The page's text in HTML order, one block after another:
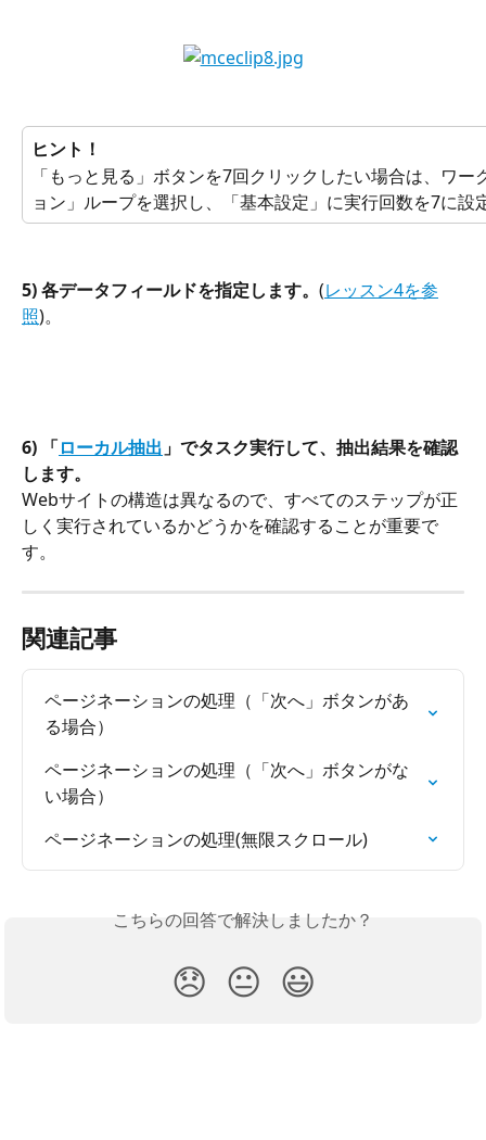
ヒント！
「もっと見る」ボタンを7回クリックしたい場合は、ワ
ョン」ループを選択し、「基本設定」に実行回数を7に設
5) 各データフィールドを指定します。 (レッスン4を参
照)。
6) 「ローカル抽出 」でタスク実行して、抽出結果を確認
します。
Webサイトの構造は異なるので、すべてのステップが正
しく実行されているかどうかを確認することが重要で
す。
関連記事
ページネーションの処理（「次へ」ボタンがあ
る場合）
ページネーションの処理（「次へ」ボタンがな
い場合）
ページネーションの処理(無限スクロール)
こちらの回答で解決しましたか？
😞 😐 😃